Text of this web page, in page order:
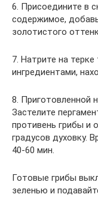
6. Присоедините в
содержимое,
золотистого
7. Натрите на
ингредиентами,
8. Приготовленной
Застелите
противень грибы и
градусов духовку.
40-60 мин.
Готовые грибы
зеленью и